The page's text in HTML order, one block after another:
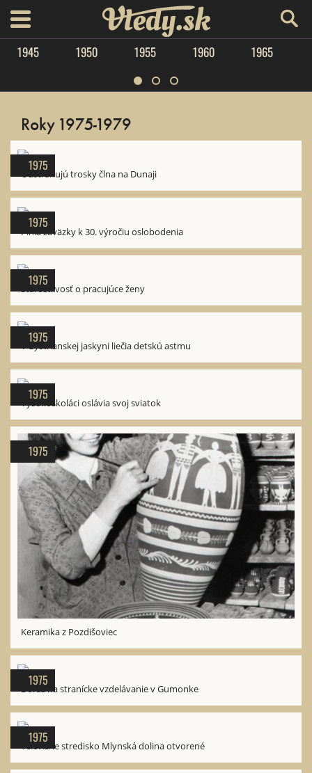
menu Vtedy.sk
1945 1950 1955 1960 1965
Roky 1975-1979
1975
Odstraňujú trosky člna na Dunaji
1975
Plnia záväzky k 30. výročiu oslobodenia
1975
Starostlivosť o pracujúce ženy
1975
V Bystrianskej jaskyni liečia detskú astmu
1975
Vysokoškoláci oslávia svoj sviatok
1975
Keramika z Pozdišoviec
1975
Dôraz na stranícke vzdelávanie v Gumonke
1975
Televízne stredisko Mlynská dolina otvorené